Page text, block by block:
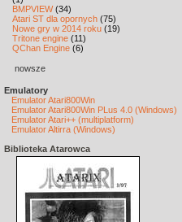
BMPVIEW(34)
Atari ST dla opornych (75)
Nowe gry w 2014 roku (19)
Tritone engine (11)
QChan Engine (6)
nowsze
Emulatory
Emulator Atari800Win
Emulator Atari800Win PLus 4.0 (Windows)
Emulator Atari++ (multiplatform)
Emulator Altirra (Windows)
Biblioteka Atarowca